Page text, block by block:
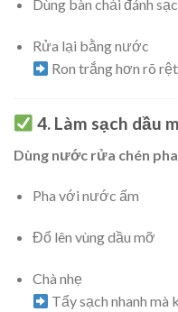
Dùng bàn chải đánh
Rửa lại bằng nước
Ron trắng hơn rõ
4. Làm sạch dầu
Dùng nước rửa chén
Pha với nước ấm
Đổ lên vùng dầu mỡ
Chà nhẹ
Tẩy sạch nhanh